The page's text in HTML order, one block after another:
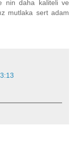
nin daha kaliteli ve
mutlaka sert adam